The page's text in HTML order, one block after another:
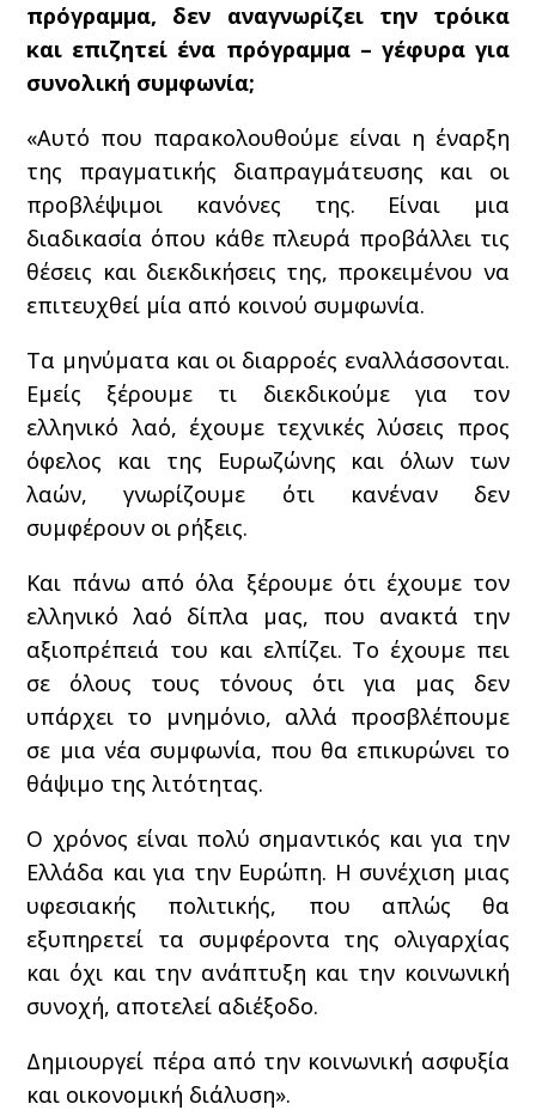
πρόγραμμα, δεν αναγνωρίζει την τρόικα
και επιζητεί ένα πρόγραμμα – γέφυρα για
συνολική συμφωνία;
«Αυτό που παρακολουθούμε είναι η έναρξη
της πραγματικής διαπραγμάτευσης και οι
προβλέψιμοι κανόνες της. Είναι μια
διαδικασία όπου κάθε πλευρά προβάλλει τις
θέσεις και διεκδικήσεις της, προκειμένου να
επιτευχθεί μία από κοινού συμφωνία.
Τα μηνύματα και οι διαρροές εναλλάσσονται.
Εμείς ξέρουμε τι διεκδικούμε για τον
ελληνικό λαό, έχουμε τεχνικές λύσεις προς
όφελος και της Ευρωζώνης και όλων των
λαών, γνωρίζουμε ότι κανέναν δεν
συμφέρουν οι ρήξεις.
Και πάνω από όλα ξέρουμε ότι έχουμε τον
ελληνικό λαό δίπλα μας, που ανακτά την
αξιοπρέπειά του και ελπίζει. Το έχουμε πει
σε όλους τους τόνους ότι για μας δεν
υπάρχει το μνημόνιο, αλλά προσβλέπουμε
σε μια νέα συμφωνία, που θα επικυρώνει το
θάψιμο της λιτότητας.
Ο χρόνος είναι πολύ σημαντικός και για την
Ελλάδα και για την Ευρώπη. Η συνέχιση μιας
υφεσιακής πολιτικής, που απλώς θα
εξυπηρετεί τα συμφέροντα της ολιγαρχίας
και όχι και την ανάπτυξη και την κοινωνική
συνοχή, αποτελεί αδιέξοδο.
Δημιουργεί πέρα από την κοινωνική ασφυξία
και οικονομική διάλυση».